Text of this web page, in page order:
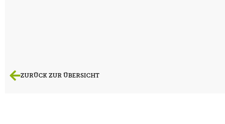
ZURÜCK ZUR ÜBERSICHT